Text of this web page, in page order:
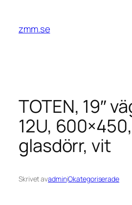
innehåll
zmm.se
TOTEN, 19″
12U, 600×450,
glasdörr, vit
Skrivet avadminiOkategoriserade